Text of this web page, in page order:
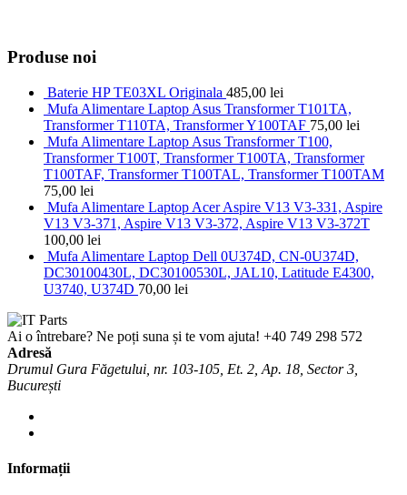
Produse noi
Baterie HP TE03XL Originala 485,00 lei
Mufa Alimentare Laptop Asus Transformer T101TA,
Transformer T110TA, Transformer Y100TAF 75,00 lei
Mufa Alimentare Laptop Asus Transformer T100,
Transformer T100T, Transformer T100TA, Transformer
T100TAF, Transformer T100TAL, Transformer T100TAM
75,00 lei
Mufa Alimentare Laptop Acer Aspire V13 V3-331, Aspire
V13 V3-371, Aspire V13 V3-372, Aspire V13 V3-372T
100,00 lei
Mufa Alimentare Laptop Dell 0U374D, CN-0U374D,
DC30100430L, DC30100530L, JAL10, Latitude E4300,
U3740, U374D 70,00 lei
Ai o întrebare? Ne poți suna și te vom ajuta! +40 749 298 572
Adresă
Drumul Gura Făgetului, nr. 103-105, Et. 2, Ap. 18, Sector 3,
București
Informații